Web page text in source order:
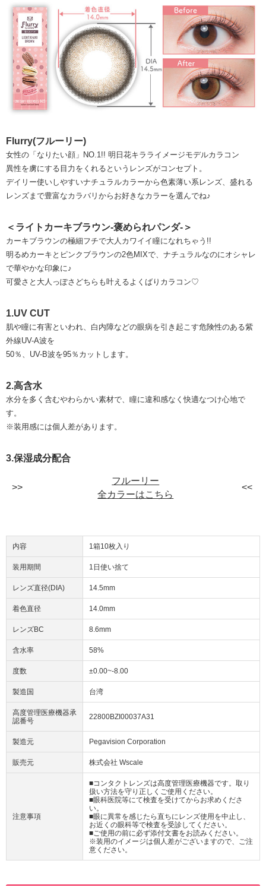
Flurry(フルーリー)
女性の「なりたい顔」NO.1!! 明日花キラライメージモデルカラコン
異性を虜にする目力をくれるというレンズがコンセプト。
デイリー使いしやすいナチュラルカラーから色素薄い系レンズ、盛れる
レンズまで豊富なカラバリからお好きなカラーを選んでね♪
＜ライトカーキブラウン-褒められパンダ-＞
カーキブラウンの極細フチで大人カワイイ瞳になれちゃう!!
明るめカーキとピンクブラウンの2色MIXで、ナチュラルなのにオシャレ
で華やかな印象に♪
可愛さと大人っぽさどちらも叶えるよくばりカラコン♡
1.UV CUT
肌や瞳に有害といわれ、白内障などの眼病を引き起こす危険性のある紫
外線UV-A波を
50％、UV-B波を95％カットします。
2.高含水
水分を多く含むやわらかい素材で、瞳に違和感なく快適なつけ心地で
す。
※装用感には個人差があります。
3.保湿成分配合
フルーリー
全カラーはこちら
内容 1箱10枚入り
装用期間 1日使い捨て
レンズ直径(DIA) 14.5mm
着色直径 14.0mm
レンズBC 8.6mm
含水率 58%
度数 ±0.00~-8.00
製造国 台湾
高度管理医療機器承
認番号
22800BZI00037A31
製造元 Pegavision Corporation
販売元 株式会社 Wscale
注意事項
■コンタクトレンズは高度管理医療機器です。取り
扱い方法を守り正しくご使用ください。
■眼科医院等にて検査を受けてからお求めくださ
い。
■眼に異常を感じたら直ちにレンズ使用を中止し、
お近くの眼科等で検査を受診してください。
■ご使用の前に必ず添付文書をお読みください。
※装用のイメージは個人差がございますので、ご注
意ください。